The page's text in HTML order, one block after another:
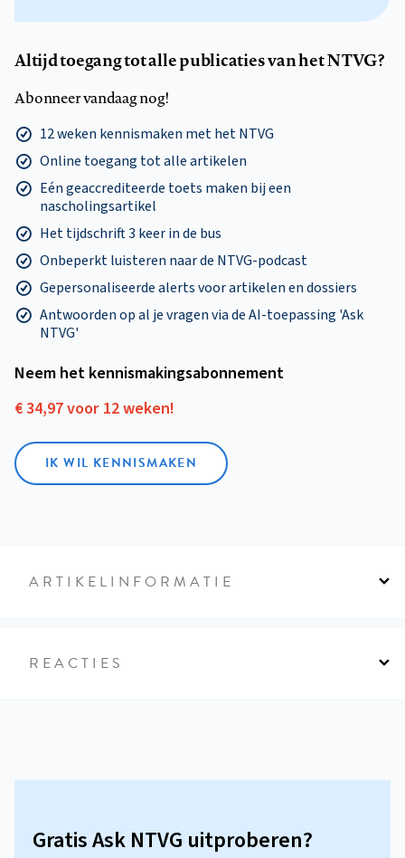
Altijd toegang tot alle publicaties van het NTVG?
Abonneer vandaag nog!
12 weken kennismaken met het NTVG
Online toegang tot alle artikelen
Eén geaccrediteerde toets maken bij een
nascholingsartikel
Het tijdschrift 3 keer in de bus
Onbeperkt luisteren naar de NTVG-podcast
Gepersonaliseerde alerts voor artikelen en dossiers
Antwoorden op al je vragen via de AI-toepassing 'Ask
NTVG'
Neem het kennismakings­abonnement
€ 34,97 voor 12 weken!
IK WIL KENNISMAKEN
ARTIKELINFORMATIE
REACTIES
Gratis Ask NTVG uitproberen?